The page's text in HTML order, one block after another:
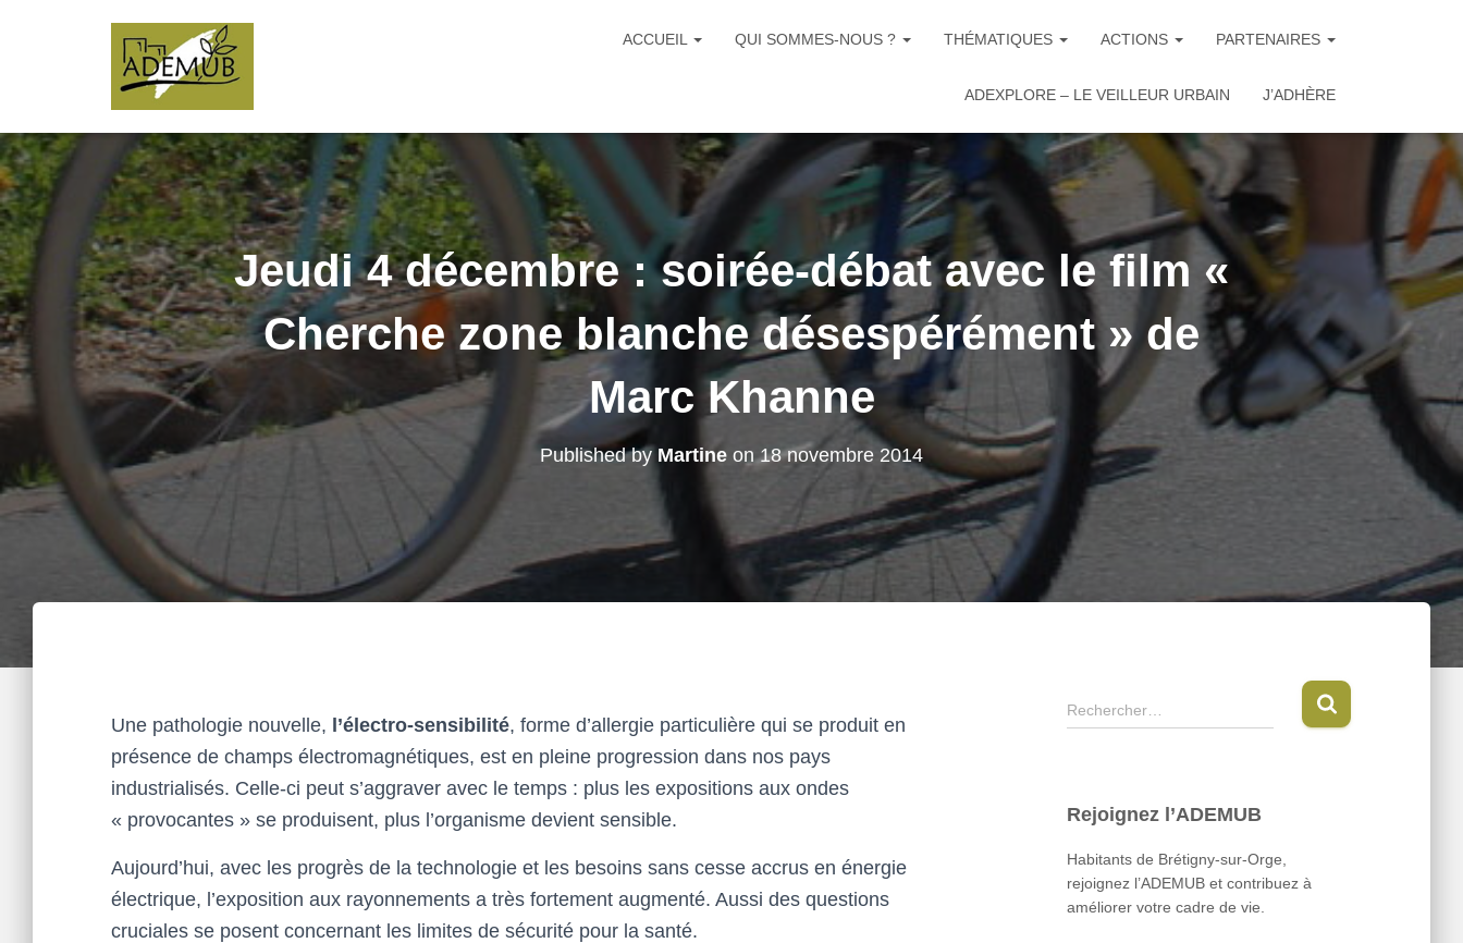
ACCUEIL QUI SOMMES-NOUS ? THÉMATIQUES ACTIONS PARTENAIRES
ADEXPLORE – LE VEILLEUR URBAIN J’ADHÈRE
Jeudi 4 décembre : soirée-débat avec le film «
Cherche zone blanche désespérément » de
Marc Khanne
Published by Martine on18 novembre 2014
Une pathologie nouvelle, l’électro-sensibilité, forme d’allergie particulière qui se produit en
présence de champs électromagnétiques, est en pleine progression dans nos pays
industrialisés. Celle-ci peut s’aggraver avec le temps : plus les expositions aux ondes
« provocantes » se produisent, plus l’organisme devient sensible.
Aujourd’hui, avec les progrès de la technologie et les besoins sans cesse accrus en énergie
électrique, l’exposition aux rayonnements a très fortement augmenté. Aussi des questions
cruciales se posent concernant les limites de sécurité pour la santé.
R
e
r
h
e
r
Rechercher…
Rejoignez l’ADEMUB
Habitants de Brétigny-sur-Orge,
rejoignez l’ADEMUB et contribuez à
améliorer votre cadre de vie.